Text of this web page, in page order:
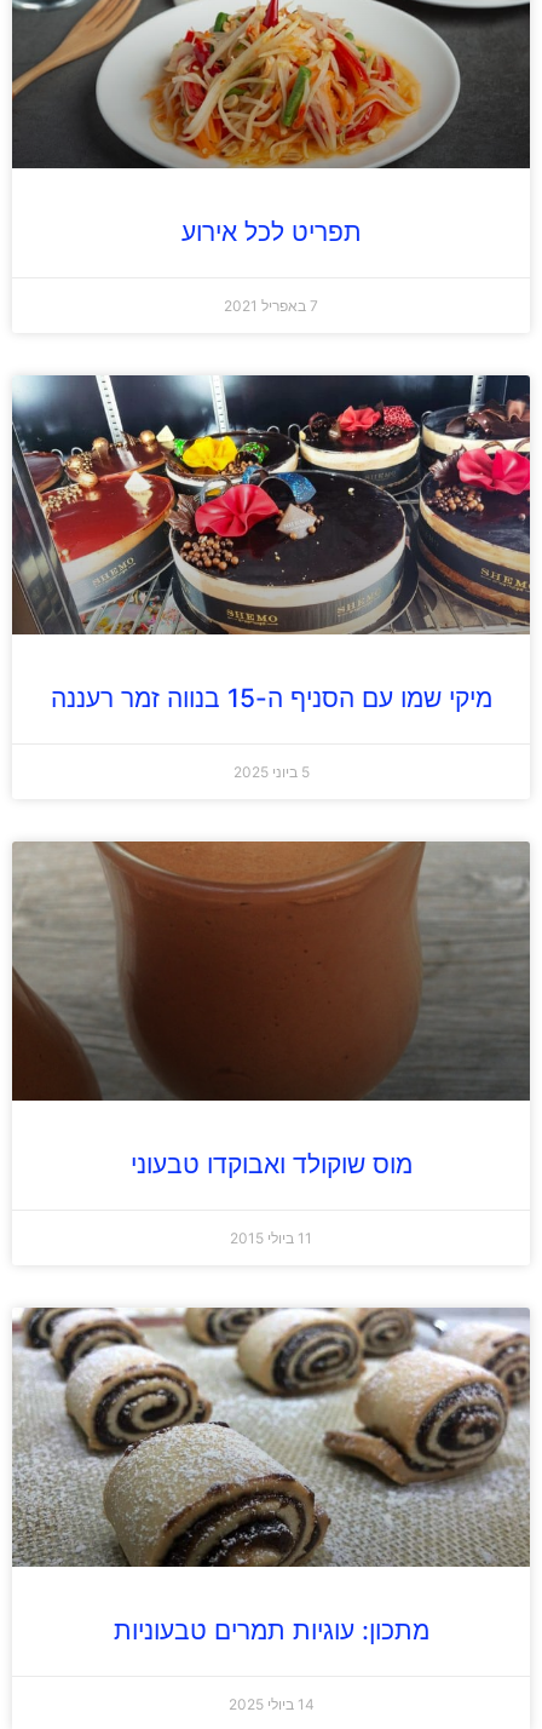
תפריט לכל אירוע
7 באפריל 2021
מיקי שמו עם הסניף ה-15 בנווה זמר רעננה
5 ביוני 2025
מוס שוקולד ואבוקדו טבעוני
11 ביולי 2015
מתכון: עוגיות תמרים טבעוניות
14 ביולי 2025